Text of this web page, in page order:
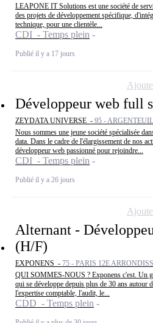
LEAPONE IT Solutions est une société de
des projets de développement spécifique,
technique, pour une clientèle...
CDI - Temps plein
Publié il y a 17 jours
Développeur web full
ZEYDATA UNIVERSE - 95 - ARGENTEUIL
Nous sommes une jeune société spécialisée
data. Dans le cadre de l'élargissement de nos
développeur web passionné pour rejoindre...
CDI - Temps plein
Publié il y a 26 jours
Alternant -
(H/F)
EXPONENS - 75 - PARIS 12E
QUI SOMMES-NOUS ? Exponens c'est. Un
qui se développe depuis plus de 30 ans autour
l'expertise comptable, l'audit, le...
CDD - Temps plein